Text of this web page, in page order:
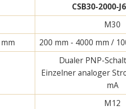
CSB30-2000-
M30
200 mm - 4000 mm /
Dualer PNP-
Einzelner analoger
mA
M12